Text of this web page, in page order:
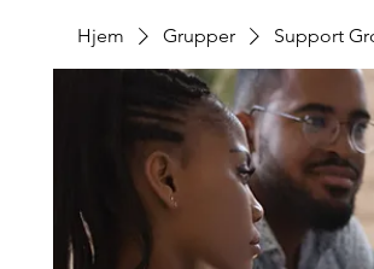
Hjem Grupper Support